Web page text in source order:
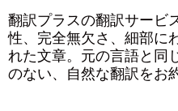
翻訳プラスの翻訳サービ
性、完全無欠さ、細部に
れた文章。元の言語と同
のない、自然な翻訳をお